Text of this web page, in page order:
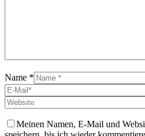
Name *
Meinen Namen, E-Mail und